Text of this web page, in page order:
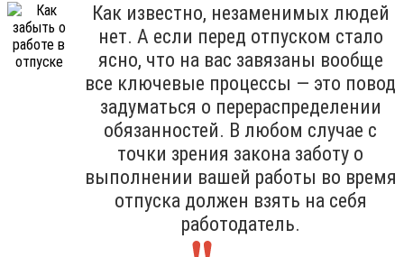
Как известно, незаменимых людей
нет. А если перед отпуском стало
ясно, что на вас завязаны вообще
все ключевые процессы — это повод
задуматься о перераспределении
обязанностей. В любом случае с
точки зрения закона заботу о
выполнении вашей работы во время
отпуска должен взять на себя
работодатель.